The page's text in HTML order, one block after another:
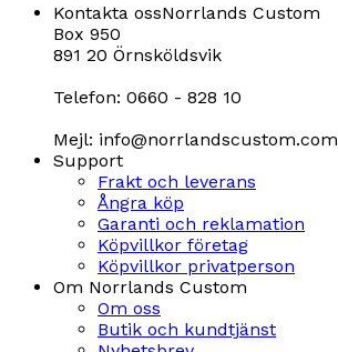
Kontakta ossNorrlands Custom
Box 950
891 20 Örnsköldsvik
Telefon: 0660 - 828 10
Mejl: info@norrlandscustom.com
Support
Frakt och leverans
Ångra köp
Garanti och reklamation
Köpvillkor företag
Köpvillkor privatperson
Om Norrlands Custom
Om oss
Butik och kundtjänst